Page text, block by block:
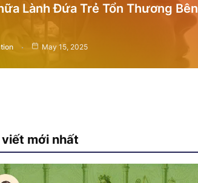
Lành Đứa Trẻ Tổn Thương Bên
May 15, 2025
viết mới nhất